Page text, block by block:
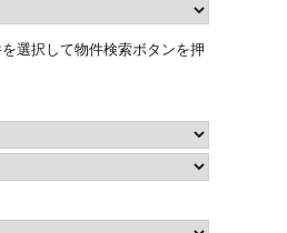
選択して物件検索ボタンを押